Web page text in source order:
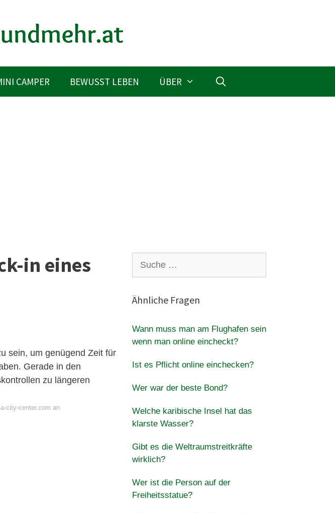
CAMPER BEWUSST LEBEN ÜBER
in eines
sein, um genügend Zeit für
Gerade in den
zu längeren
city-center.com an
nach:
Ähnliche Fragen
Wann muss man am Flughafen sein
wenn man online eincheckt?
Ist es Pflicht online einchecken?
Wer war der beste Bond?
Welche karibische Insel hat das
klarste Wasser?
Gibt es die Weltraumstreitkräfte
wirklich?
Wer ist die Person auf der
Freiheitsstatue?